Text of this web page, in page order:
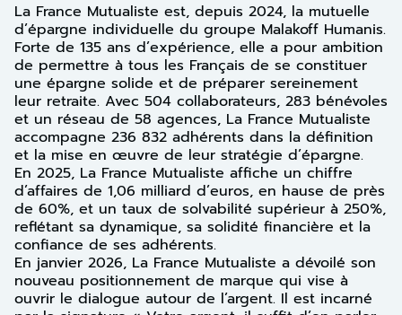
La France Mutualiste est, depuis 2024, la mutuelle
d’épargne individuelle du groupe Malakoff Humanis.
Forte de 135 ans d’expérience, elle a pour ambition
de permettre à tous les Français de se constituer
une épargne solide et de préparer sereinement
leur retraite. Avec 504 collaborateurs, 283 bénévoles
et un réseau de 58 agences, La France Mutualiste
accompagne 236 832 adhérents dans la définition
et la mise en œuvre de leur stratégie d’épargne.
En 2025, La France Mutualiste affiche un chiffre
d’affaires de 1,06 milliard d’euros, en hause de près
de 60%, et un taux de solvabilité supérieur à 250%,
reflétant sa dynamique, sa solidité financière et la
confiance de ses adhérents.
En janvier 2026, La France Mutualiste a dévoilé son
nouveau positionnement de marque qui vise à
ouvrir le dialogue autour de l’argent. Il est incarné